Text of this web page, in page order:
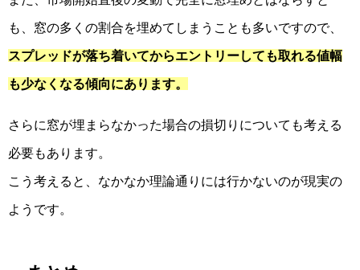
も、窓の多くの割合を埋めてしまうことも多いですので、
スプレッドが落ち着いてからエントリーしても取れる値幅
も少なくなる傾向にあります。
さらに窓が埋まらなかった場合の損切りについても考える
必要もあります。
こう考えると、なかなか理論通りには行かないのが現実の
ようです。